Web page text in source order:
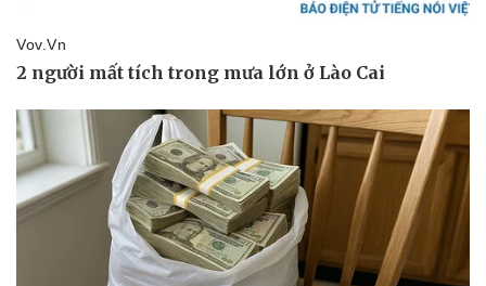
Tiêu dùng
Giá cà phê